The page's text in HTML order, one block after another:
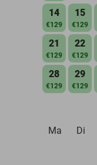
14
€129
15
€129
21
€129
22
€129
28
€129
29
€129
Ma
Di